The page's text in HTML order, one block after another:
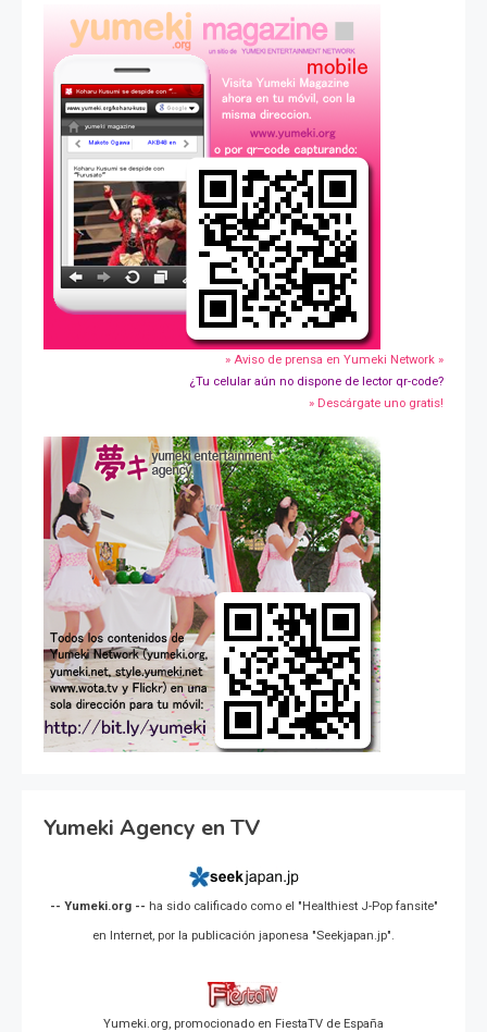
» Aviso de prensa en Yumeki Network »
¿Tu celular aún no dispone de lector qr-code?
» Descárgate uno gratis!
Yumeki Agency en TV
-- Yumeki.org -- ha sido calificado como el "Healthiest J-Pop fansite"
en Internet, por la publicación japonesa "Seekjapan.jp".
Yumeki.org, promocionado en FiestaTV de España